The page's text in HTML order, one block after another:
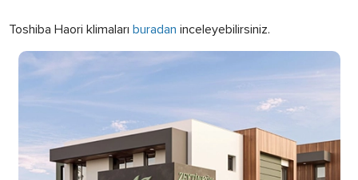
Toshiba Haori klimaları buradan inceleyebilirsiniz.